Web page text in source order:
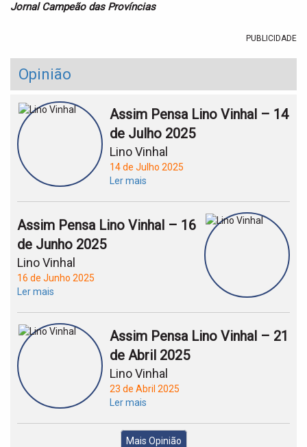
Jornal Campeão das Províncias
PUBLICIDADE
Opinião
Assim Pensa Lino Vinhal – 14
de Julho 2025
Lino Vinhal
14 de Julho 2025
Ler mais
Assim Pensa Lino Vinhal – 16
de Junho 2025
Lino Vinhal
16 de Junho 2025
Ler mais
Assim Pensa Lino Vinhal – 21
de Abril 2025
Lino Vinhal
23 de Abril 2025
Ler mais
Mais Opinião